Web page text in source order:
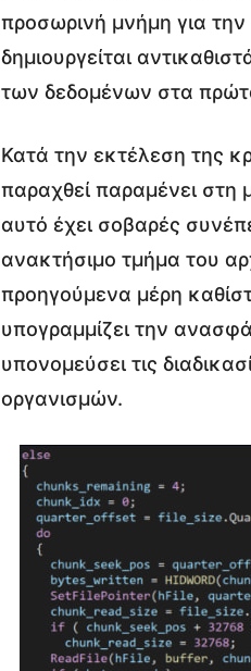
προσωρινή μνήμη για
δημιουργείται
των δεδομένων στα
Κατά την εκτέλεση της
παραχθεί παραμένει
αυτό έχει σοβαρές
ανακτήσιμο τμήμα του
προηγούμενα μέρη
υπογραμμίζει την
υπονομεύσει τις
οργανισμών.